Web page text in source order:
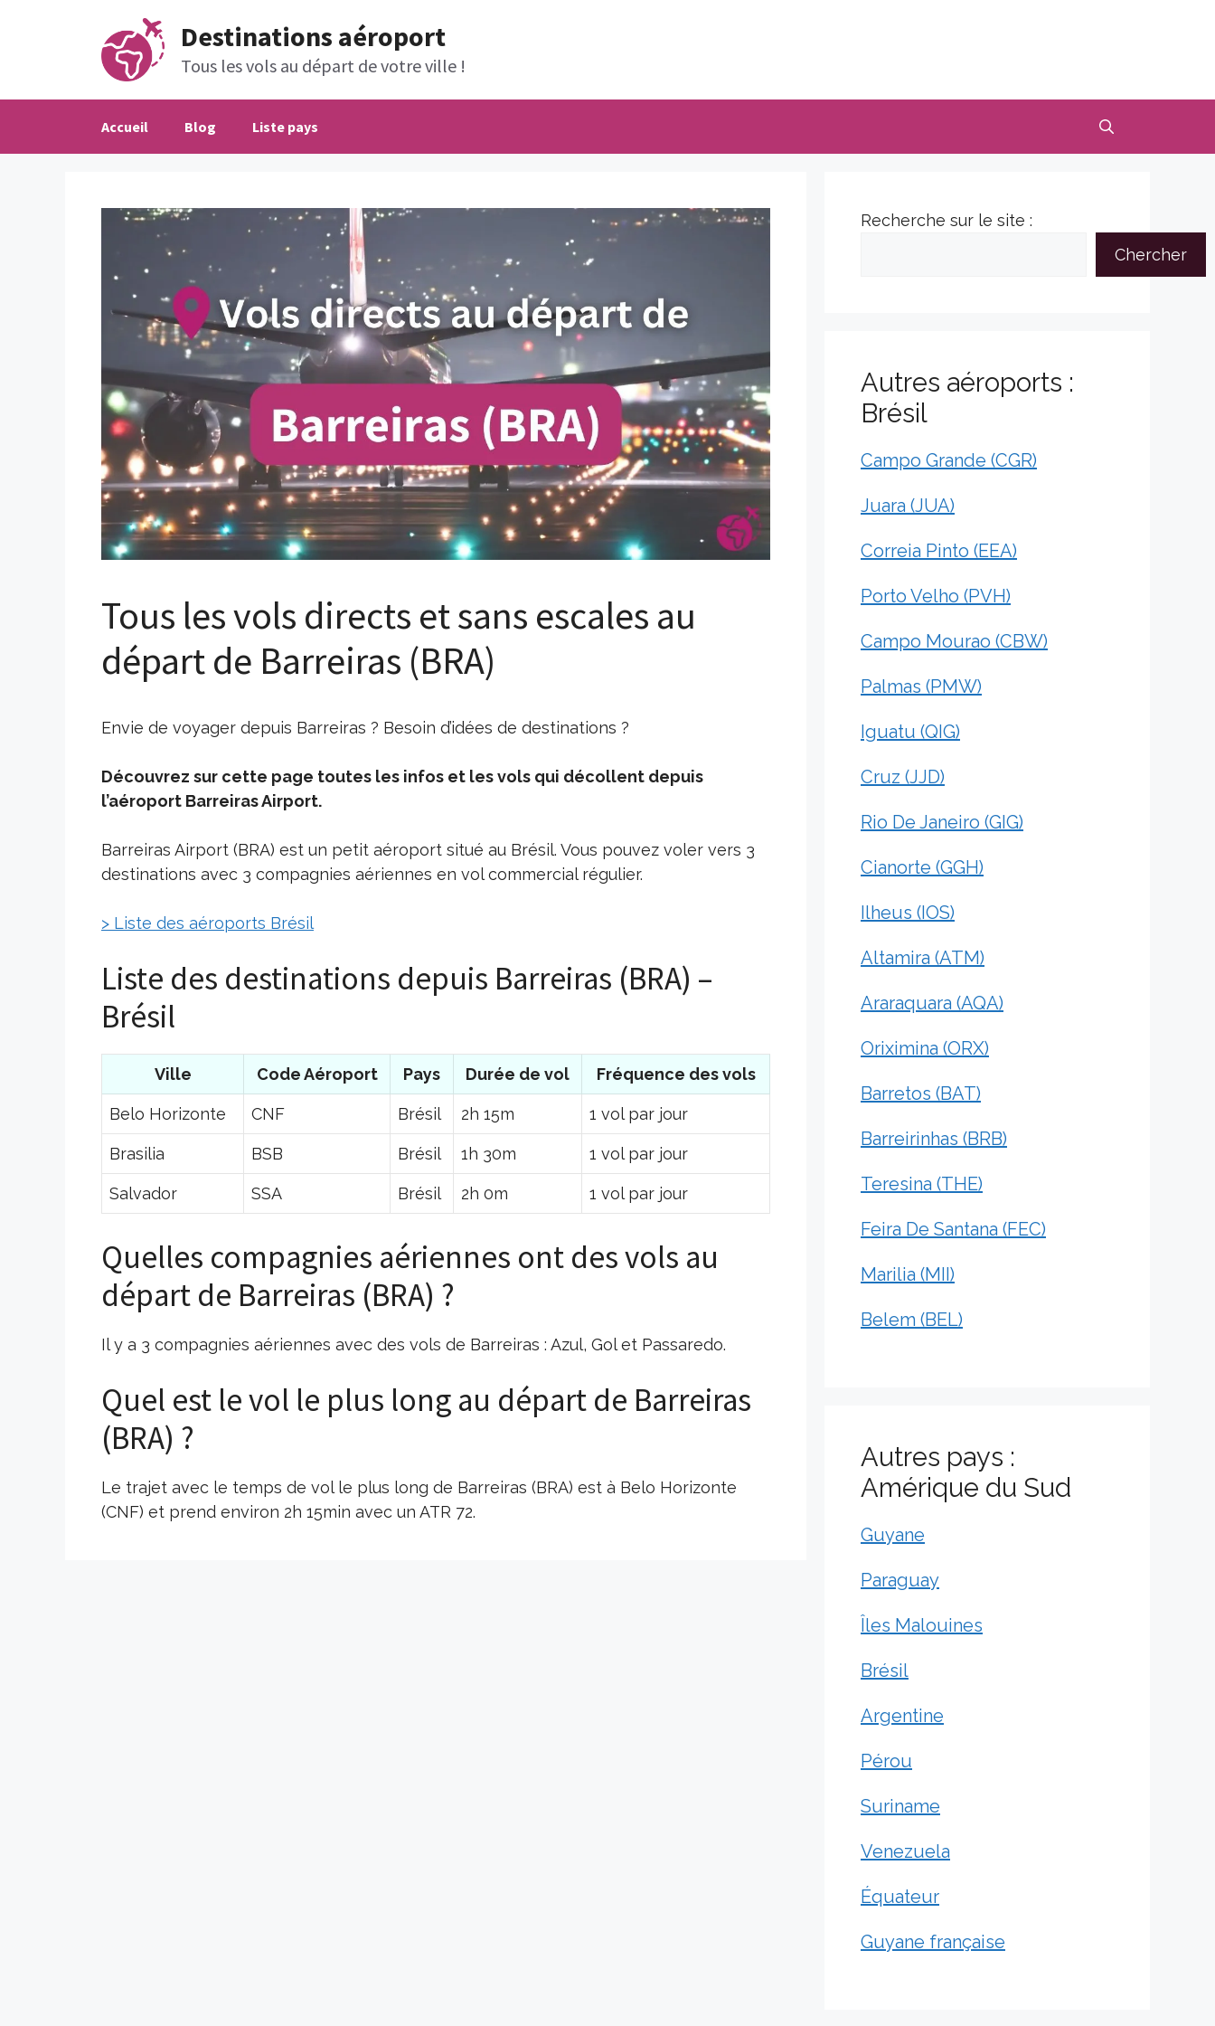
Destinations aéroport
Tous les vols au départ de votre ville !
Accueil Blog Liste pays
Tous les vols directs et sans escales au
départ de Barreiras (BRA)
Envie de voyager depuis Barreiras ? Besoin d’idées de destinations ?
Découvrez sur cette page toutes les infos et les vols qui décollent depuis
l’aéroport Barreiras Airport.
Barreiras Airport (BRA) est un petit aéroport situé au Brésil. Vous pouvez voler vers 3
destinations avec 3 compagnies aériennes en vol commercial régulier.
> Liste des aéroports Brésil
Liste des destinations depuis Barreiras (BRA) –
Brésil
Ville Code Aéroport Pays Durée de vol Fréquence des vols
Belo Horizonte CNF Brésil 2h 15m 1 vol par jour
Brasilia BSB Brésil 1h 30m 1 vol par jour
Salvador SSA Brésil 2h 0m 1 vol par jour
Quelles compagnies aériennes ont des vols au
départ de Barreiras (BRA) ?
Il y a 3 compagnies aériennes avec des vols de Barreiras : Azul, Gol et Passaredo.
Quel est le vol le plus long au départ de Barreiras
(BRA) ?
Le trajet avec le temps de vol le plus long de Barreiras (BRA) est à Belo Horizonte
(CNF) et prend environ 2h 15min avec un ATR 72.
Recherche sur le site :
Chercher
Autres aéroports :
Brésil
Campo Grande (CGR)
Juara (JUA)
Correia Pinto (EEA)
Porto Velho (PVH)
Campo Mourao (CBW)
Palmas (PMW)
Iguatu (QIG)
Cruz (JJD)
Rio De Janeiro (GIG)
Cianorte (GGH)
Ilheus (IOS)
Altamira (ATM)
Araraquara (AQA)
Oriximina (ORX)
Barretos (BAT)
Barreirinhas (BRB)
Teresina (THE)
Feira De Santana (FEC)
Marilia (MII)
Belem (BEL)
Autres pays :
Amérique du Sud
Guyane
Paraguay
Îles Malouines
Brésil
Argentine
Pérou
Suriname
Venezuela
Équateur
Guyane française